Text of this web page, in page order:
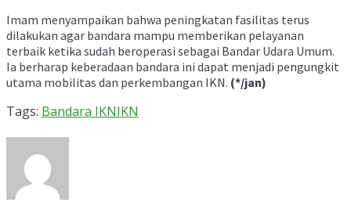
Imam menyampaikan bahwa peningkatan fasilitas terus
dilakukan agar bandara mampu memberikan pelayanan
terbaik ketika sudah beroperasi sebagai Bandar Udara Umum.
Ia berharap keberadaan bandara ini dapat menjadi pengungkit
utama mobilitas dan perkembangan IKN. (*/jan)
Tags: Bandara IKNIKN